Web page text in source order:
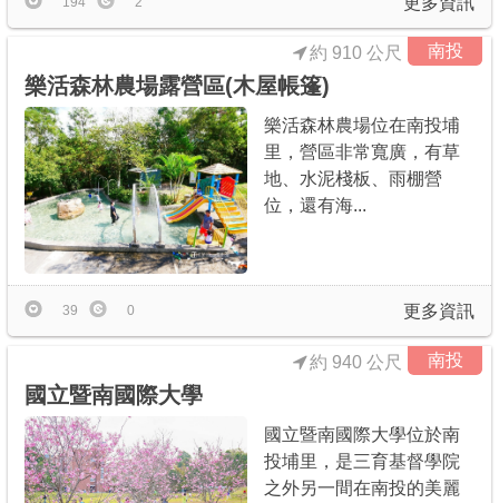
南投
約 910 公尺
樂活森林農場露營區(木屋帳篷)
樂活森林農場位在南投埔
里，營區非常寬廣，有草
地、水泥棧板、雨棚營
位，還有海...
更多資訊
39 0
南投
約 940 公尺
國立暨南國際大學
國立暨南國際大學位於南
投埔里，是三育基督學院
之外另一間在南投的美麗